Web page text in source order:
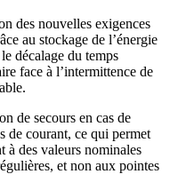
des nouvelles exigences
au stockage de l’énergie
décalage du temps
face à l’intermittence de
de secours en cas de
de courant, ce qui permet
à des valeurs nominales
et non aux pointes